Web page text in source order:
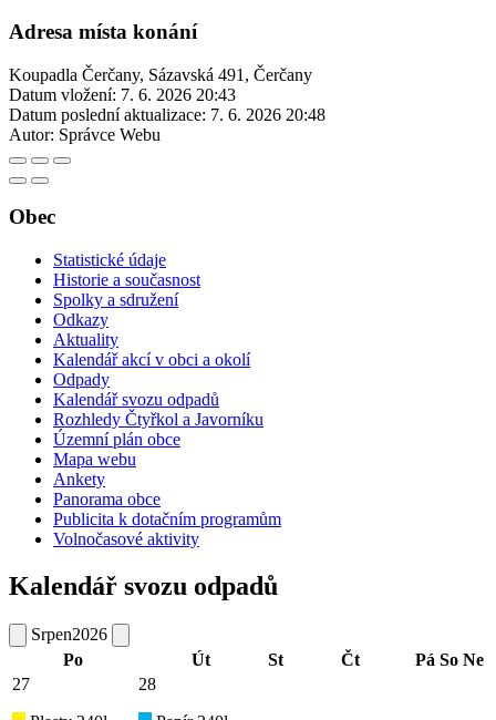
Adresa místa konání
Koupadla Čerčany, Sázavská 491, Čerčany
Datum vložení: 7. 6. 2026 20:43
Datum poslední aktualizace: 7. 6. 2026 20:48
Autor: Správce Webu
Obec
Statistické údaje
Historie a současnost
Spolky a sdružení
Odkazy
Aktuality
Kalendář akcí v obci a okolí
Odpady
Kalendář svozu odpadů
Rozhledy Čtyřkol a Javorníku
Územní plán obce
Mapa webu
Ankety
Panorama obce
Publicita k dotačním programům
Volnočasové aktivity
Kalendář svozu odpadů
Srpen2026
Po
Út St Čt Pá So Ne
27
28